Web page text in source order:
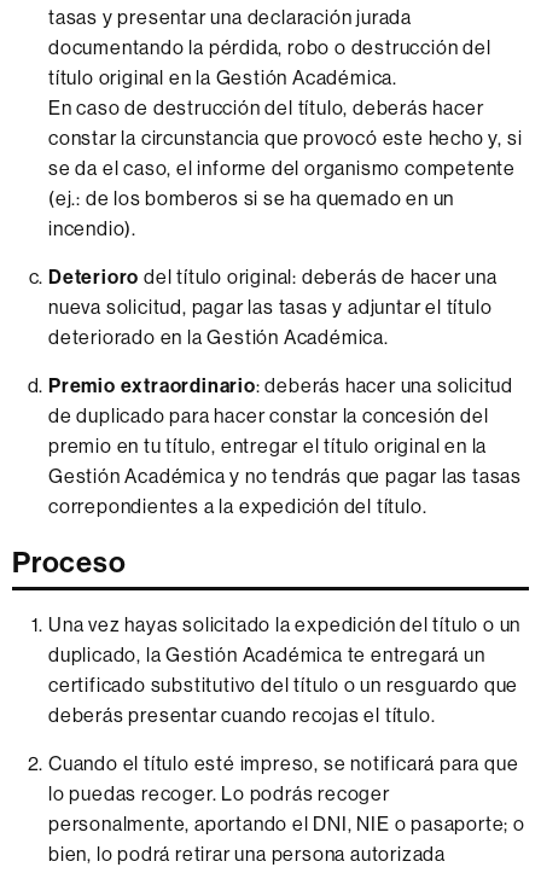
tasas y presentar una declaración jurada
documentando la pérdida, robo o destrucción del
título original en la Gestión Académica.
En caso de destrucción del título, deberás hacer
constar la circunstancia que provocó este hecho y, si
se da el caso, el informe del organismo competente
(ej.: de los bomberos si se ha quemado en un
incendio).
Deterioro del título original: deberás de hacer una
nueva solicitud, pagar las tasas y adjuntar el título
deteriorado en la Gestión Académica.
Premio extraordinario: deberás hacer una solicitud
de duplicado para hacer constar la concesión del
premio en tu título, entregar el título original en la
Gestión Académica y no tendrás que pagar las tasas
correpondientes a la expedición del título.
Proceso
Una vez hayas solicitado la expedición del título o un
duplicado, la Gestión Académica te entregará un
certificado substitutivo del título o un resguardo que
deberás presentar cuando recojas el título.
Cuando el título esté impreso, se notificará para que
lo puedas recoger. Lo podrás recoger
personalmente, aportando el DNI, NIE o pasaporte; o
bien, lo podrá retirar una persona autorizada